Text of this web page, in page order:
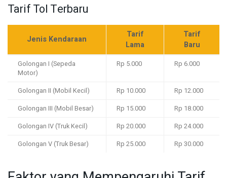
Tarif Tol Terbaru
Jenis Kendaraan
Tarif
Lama
Tarif
Baru
Golongan I (Sepeda
Motor)
Rp 5.000 Rp 6.000
Golongan II (Mobil Kecil) Rp 10.000
Rp 12.000
Golongan III (Mobil Besar)
Rp 15.000
Rp 18.000
Golongan IV (Truk Kecil)
Rp 20.000
Rp 24.000
Golongan V (Truk Besar)
Rp 25.000 Rp 30.000